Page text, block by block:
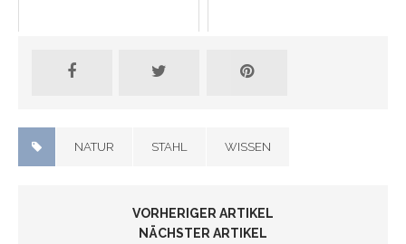
NATUR STAHL WISSEN
VORHERIGER ARTIKEL
NÄCHSTER ARTIKEL